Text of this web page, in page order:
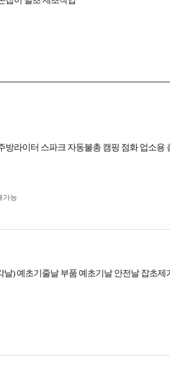
방라이터 스파크 자동불총 캠핑 점화 업소용
가능
날) 예초기줄날 부품 예초기날 안전날 잡초제